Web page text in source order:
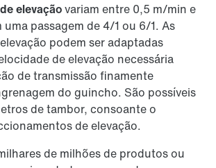
elevaçãovariam entre 0,5 m/min e
passagem de 4/1 ou 6/1. As
podem ser adaptadas
de elevação necessária
de transmissão finamente
do guincho. São possíveis
de tambor, consoante o
de elevação.
de milhões de produtos ou